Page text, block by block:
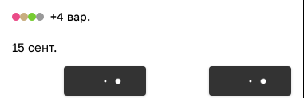
+4 вар.
15 сент.